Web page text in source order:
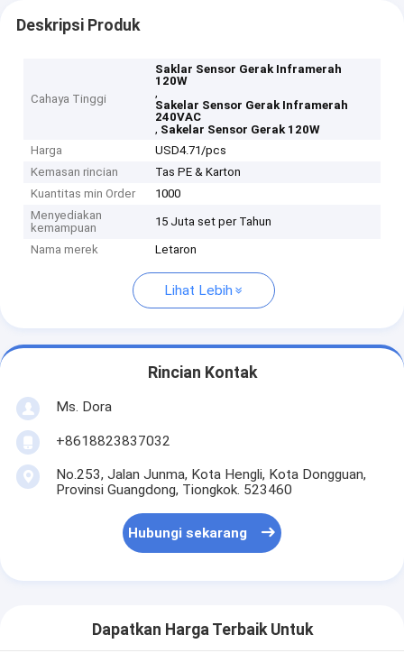
Deskripsi Produk
Cahaya Tinggi
Saklar Sensor Gerak Inframerah
120W
,
Sakelar Sensor Gerak Inframerah
240VAC
, Sakelar Sensor Gerak 120W
Harga
USD4.71/pcs
Kemasan rincian
Tas PE & Karton
Kuantitas min Order
1000
Menyediakan
kemampuan
15 Juta set per Tahun
Nama merek Letaron
Lihat Lebih
Rincian Kontak
Ms. Dora
+8618823837032
No.253, Jalan Junma, Kota Hengli, Kota Dongguan,
Provinsi Guangdong, Tiongkok. 523460
Hubungi sekarang
Dapatkan Harga Terbaik Untuk